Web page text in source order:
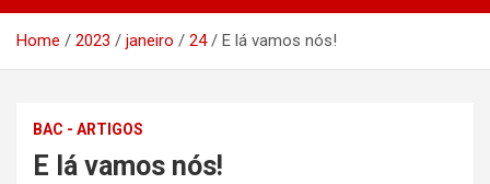
Home 2023 janeiro 24 E lá vamos nós!
BAC - ARTIGOS
E lá vamos nós!